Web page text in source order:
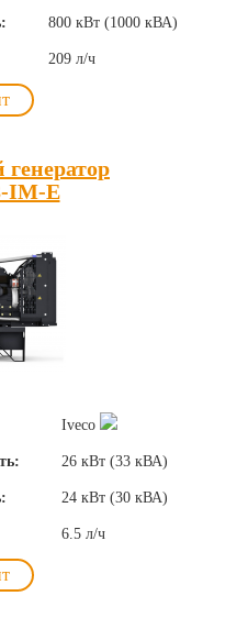
800 кВт (1000 кВА)
209 л/ч
IM-E
Iveco
26 кВт (33 кВА)
24 кВт (30 кВА)
6.5 л/ч